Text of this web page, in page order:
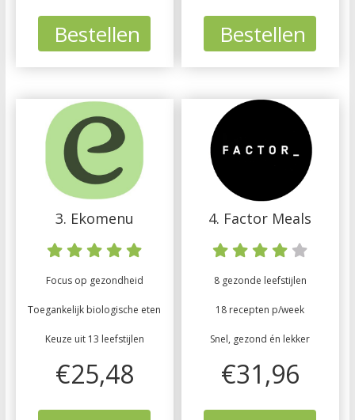
Bestellen Bestellen
3. Ekomenu
Focus op gezondheid
Toegankelijk biologische eten
Keuze uit 13 leefstijlen
€25,48
4. Factor Meals
8 gezonde leefstijlen
18 recepten p/week
Snel, gezond én lekker
€31,96